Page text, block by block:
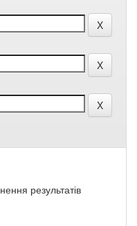
результатів